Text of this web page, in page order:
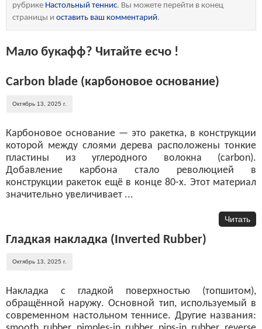
рубрике Настольный теннис. Вы можете перейти в конец
страницы и оставить ваш комментарий.
Мало букафф? Читайте есчо !
Carbon blade (карбоновое основание)
Октябрь 13, 2025 г.
Карбоновое основание — это ракетка, в конструкции
которой между слоями дерева расположены тонкие
пластины из углеродного волокна (carbon).
Добавление карбона стало революцией в
конструкции ракеток ещё в конце 80-х. Этот материал
значительно увеличивает ...
Читать
Гладкая накладка (Inverted Rubber)
Октябрь 13, 2025 г.
Накладка с гладкой поверхностью (топшитом),
обращённой наружу. Основной тип, используемый в
современном настольном теннисе. Другие названия: